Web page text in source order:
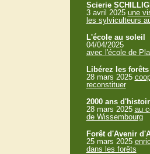
Scierie
3 avril 2025 une
les sylviculteurs
L'école au soleil
04/04/2025
avec l'école de
Libérez les forêts
28 mars 2025
reconstituer
2000 ans
28 mars 2025 au
de Wissembourg
Forêt d'Avenir
25 mars 2025
dans les forêts